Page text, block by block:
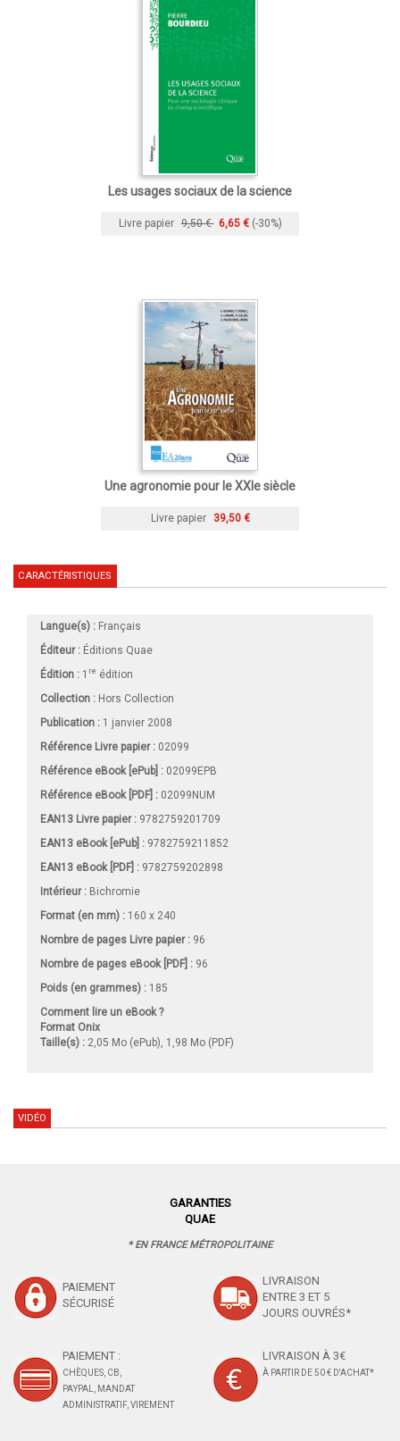
Les usages sociaux de la science
Livre papier 9,50 € 6,65 € (-30%)
Une agronomie pour le XXIe siècle
Livre papier 39,50 €
CARACTÉRISTIQUES
Langue(s) : Français
Éditeur : Éditions Quae
Édition : 1 re édition
Collection : Hors Collection
Publication : 1 janvier 2008
Référence Livre papier : 02099
Référence eBook [ePub] : 02099EPB
Référence eBook [PDF] : 02099NUM
EAN13 Livre papier : 9782759201709
EAN13 eBook [ePub] : 9782759211852
EAN13 eBook [PDF] : 9782759202898
Intérieur : Bichromie
Format (en mm) : 160 x 240
Nombre de pages Livre papier: 96
Nombre de pages eBook [PDF] : 96
Poids (en grammes) : 185
Comment lire un eBook ?
Format Onix
Taille(s) : 2,05 Mo (ePub), 1,98 Mo (PDF)
VIDÉO
GARANTIES
QUAE
* EN FRANCE MÉTROPOLITAINE
PAIEMENT
SÉCURISÉ
LIVRAISON
ENTRE 3 ET 5
JOURS OUVRÉS*
PAIEMENT :
CHÈQUES, CB,
PAYPAL, MANDAT
ADMINISTRATIF, VIREMENT
LIVRAISON À 3€
À PARTIR DE 50 € D'ACHAT*